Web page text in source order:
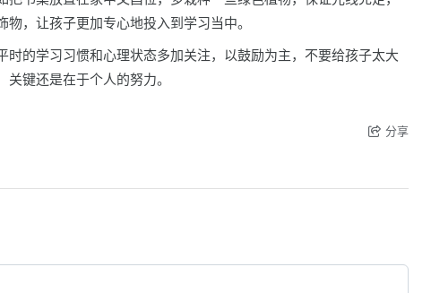
，让孩子更加专心地投入到学习当中。
时的学习习惯和心理状态多加关注，以鼓励为主，不要给孩子太大
键还是在于个人的努力。
分享